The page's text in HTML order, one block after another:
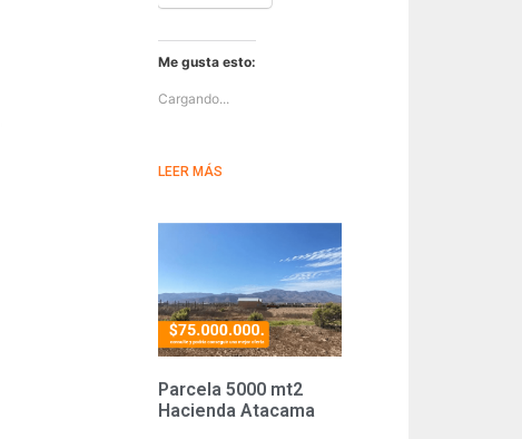
Me gusta esto:
Cargando...
LEER MÁS
Parcela 5000 mt2
Hacienda Atacama